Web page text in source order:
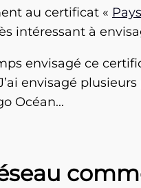
au certificat «
intéressant à
envisagé ce
envisagé
Océan...